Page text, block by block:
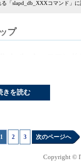
「slapd_db_XXXコマンド」
プ
」である場合は、次
きを読む
1 2 3 次のページへ
Copyright ©